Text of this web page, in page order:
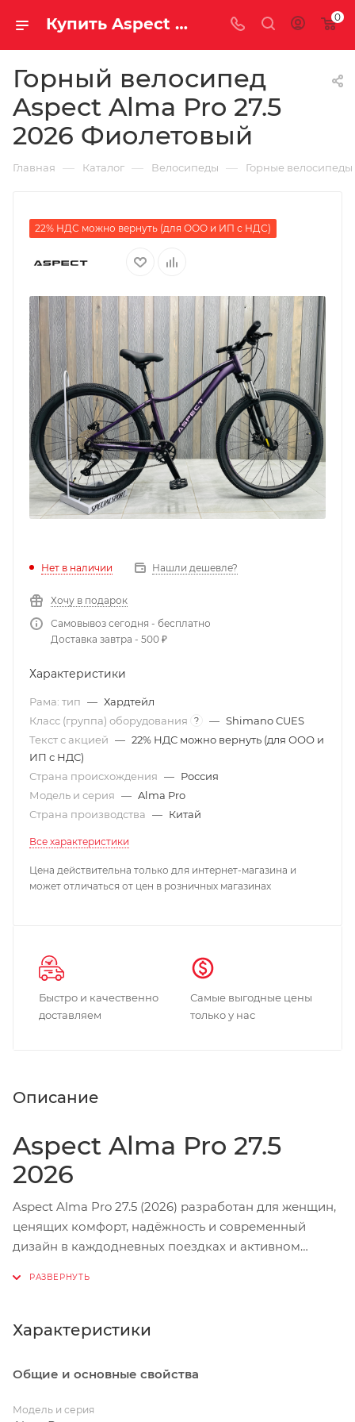
Купить Aspect Alma Pro 27.5 2026 Фиолетовый за рублей, а со скидкой 0
Горный велосипед
Aspect Alma Pro 27.5
2026 Фиолетовый
Главная — Каталог — Велосипеды — Горные велосипеды
22% НДС можно вернуть (для ООО и ИП с НДС)
Нет в наличии Нашли дешевле?
Хочу в подарок
Самовывоз сегодня - бесплатно
Доставка завтра - 500 ₽
Характеристики
Рама: тип — Хардтейл
Класс (группа) оборудования
? — Shimano CUES
Текст с акцией — 22% НДС можно вернуть (для ООО и
ИП с НДС)
Страна происхождения — Россия
Модель и серия — Alma Pro
Страна производства — Китай
Все характеристики
Цена действительна только для интернет-магазина и
может отличаться от цен в розничных магазинах
Быстро и качественно
доставляем
Самые выгодные цены
только у нас
Описание
Aspect Alma Pro 27.5
2026
Aspect Alma Pro 27.5 (2026) разработан для женщин,
ценящих комфорт, надёжность и современный
дизайн в каждодневных поездках и активном
внутреннюю проводку тросов и
ZS 44/56.
Достоинства и особенности:
Характеристики
Общие и основные свойства
Модель и серия